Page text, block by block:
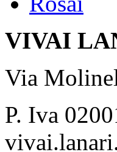
VIVAI
Via
P. Iva